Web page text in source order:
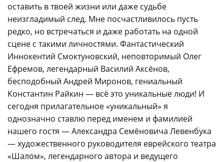
оставить в твоей жизни или даже судьбе
неизгладимый след. Мне посчастливилось пусть
редко, но встречаться и даже работать на одной
сцене с такими личностями. Фантастический
Иннокентий Смоктуновский, неповторимый Олег
Ефремов, легендарный Василий Аксёнов,
бесподобный Андрей Миронов, гениальный
Константин Райкин — всё это уникальные люди! И
сегодня прилагательное «уникальный» я
однозначно ставлю перед именем и фамилией
нашего гостя — Александра Семёновича Левенбука
— художественного руководителя еврейского театра
«Шалом», легендарного автора и ведущего